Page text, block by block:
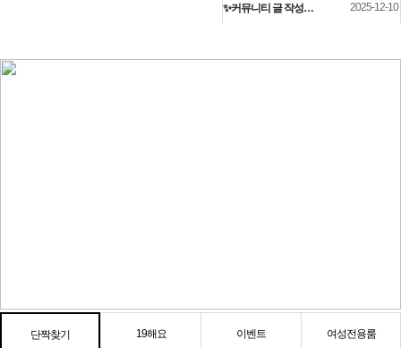
✨커뮤니티 글 작성시 보조배터리 증정!✨ 2025-12-10
단짝찾기 19해요 이벤트 여성전용룸